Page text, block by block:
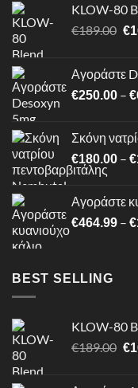
KLOW-80
€189.00 €
Αγοράστε
€250.00 – €
Σκόνη
€180.00 – €
Αγοράστε
€464.99 – €
BEST SELLING
KLOW-80
€189.00 €